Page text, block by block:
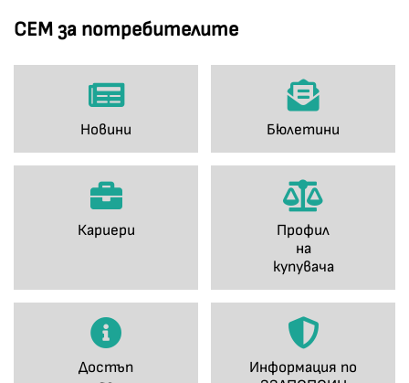
СЕМ за потребителите
Новини Бюлетини
Кариери
Профил
на
купувача
Достъп
Информация по